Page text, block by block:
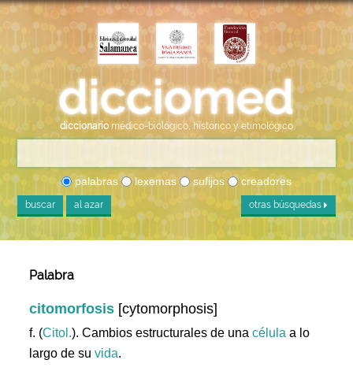
diccionario médico-biológico, histórico y etimológico
palabras lexemas sufijos creadores
buscar al azar otras búsquedas
Palabra
citomorfosis [cytomorphosis]
f. (Citol.). Cambios estructurales de unacélula a lo
largo de suvida.